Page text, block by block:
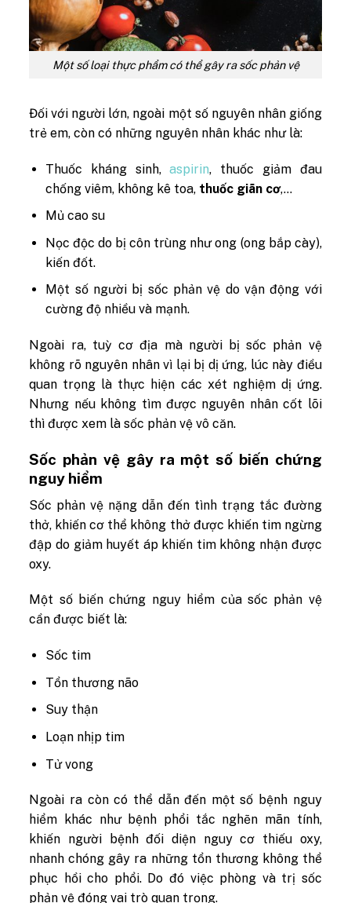
Một số loại thực phẩm có thể gây ra sốc phản vệ
Đối với người lớn, ngoài một số nguyên nhân giống
trẻ em, còn có những nguyên nhân khác như là:
Thuốc kháng sinh,aspirin, thuốc giảm đau
chống viêm, không kê toa, thuốc giãn cơ,…
Mủ cao su
Nọc độc do bị côn trùng như ong (ong bắp cày),
kiến đốt.
Một số người bị sốc phản vệ do vận động với
cường độ nhiều và mạnh.
Ngoài ra, tuỳ cơ địa mà người bị sốc phản vệ
không rõ nguyên nhân vì lại bị dị ứng, lúc này điều
quan trọng là thực hiện các xét nghiệm dị ứng.
Nhưng nếu không tìm được nguyên nhân cốt lõi
thì được xem là sốc phản vệ vô căn.
Sốc phản vệ gây ra một số biến chứng
nguy hiểm
Sốc phản vệ nặng dẫn đến tình trạng tắc đường
thở, khiến cơ thể không thở được khiến tim ngừng
đập do giảm huyết áp khiến tim không nhận được
oxy.
Một số biến chứng nguy hiểm của sốc phản vệ
cần được biết là:
Sốc tim
Tổn thương não
Suy thận
Loạn nhịp tim
Tử vong
Ngoài ra còn có thể dẫn đến một số bệnh nguy
hiểm khác như bệnh phổi tắc nghẽn mãn tính,
khiến người bệnh đối diện nguy cơ thiếu oxy,
nhanh chóng gây ra những tổn thương không thể
phục hồi cho phổi. Do đó việc phòng và trị sốc
phản vệ đóng vai trò quan trọng.